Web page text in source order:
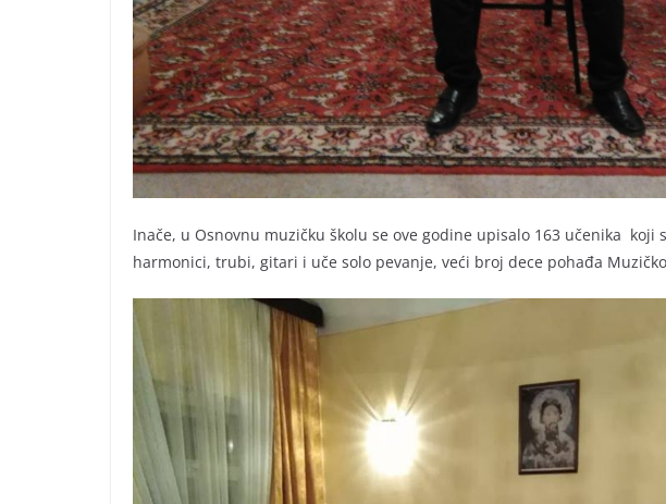
Inače, u Osnovnu muzičku školu se ove godine upisalo 163 učenika
harmonici, trubi, gitari i uče solo pevanje, veći broj dece pohađa